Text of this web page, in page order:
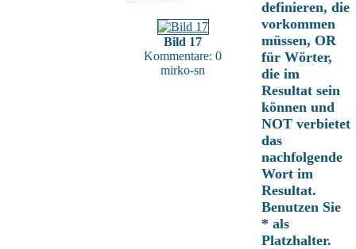
Bild 17
Kommentare: 0
mirko-sn
definieren, die
vorkommen
müssen, OR
für Wörter,
die im
Resultat sein
können und
NOT verbietet
das
nachfolgende
Wort im
Resultat.
Benutzen Sie
* als
Platzhalter.